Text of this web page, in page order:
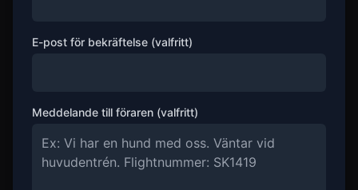
E-post för bekräftelse (valfritt)
Meddelande till föraren (valfritt)